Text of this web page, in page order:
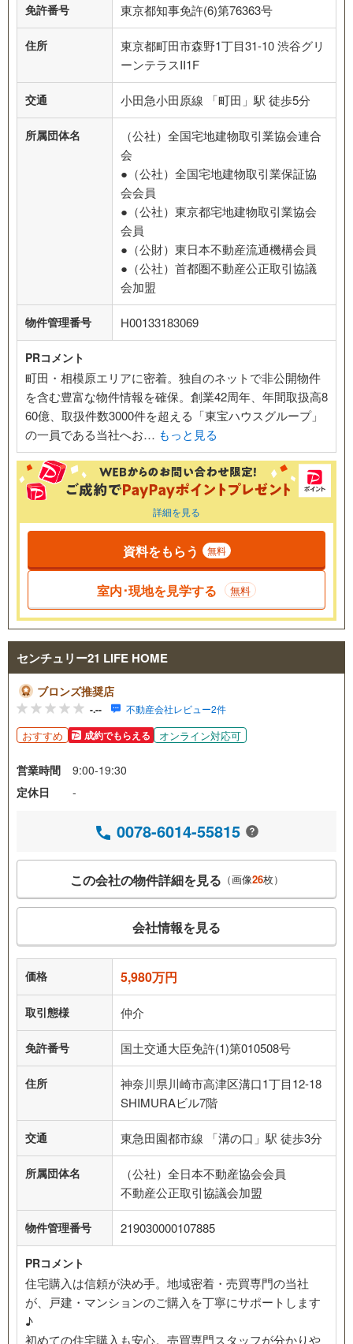
免許番号 東京都知事免許(6)第76363号
住所
東京都町田市森野1丁目31-10 渋谷グリ
ーンテラスII1F
交通 小田急小田原線 「町田」駅 徒歩5分
所属団体名
（公社）全国宅地建物取引業協会連合
会
●（公社）全国宅地建物取引業保証協
会会員
●（公社）東京都宅地建物取引業協会
会員
●（公財）東日本不動産流通機構会員
●（公社）首都圏不動産公正取引協議
会加盟
物件管理番号 H00133183069
PRコメント
町田・相模原エリアに密着。独自のネットで非公開物件
を含む豊富な物件情報を確保。創業42周年、年間取扱高8
60億、取扱件数3000件を超える「東宝ハウスグループ」
の一員である当社へお… もっと見る
詳細を見る
資料をもらう 無料
室内･現地を見学する 無料
センチュリー21 LIFE HOME
ブロンズ推奨店
-.-- 不動産会社レビュー2件
おすすめ 成約でもらえる オンライン対応可
営業時間
9:00-19:30
定休日
-
0078-6014-55815
この会社の物件詳細を見る （画像26枚）
会社情報を見る
価格 5,980万円
取引態様 仲介
免許番号 国土交通大臣免許(1)第010508号
住所
神奈川県川崎市高津区溝口1丁目12-18
SHIMURAビル7階
交通 東急田園都市線 「溝の口」駅 徒歩3分
所属団体名
（公社）全日本不動産協会会員
不動産公正取引協議会加盟
物件管理番号 219030000107885
PRコメント
住宅購入は信頼が決め手。地域密着・売買専門の当社
が、戸建・マンションのご購入を丁寧にサポートします
♪
初めての住宅購入も安心。売買専門スタッフが分かりや